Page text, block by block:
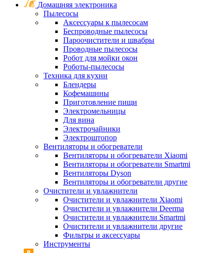
Домашняя электроника
Пылесосы
Аксессуары к пылесосам
Беспроводные пылесосы
Пароочистители и швабры
Проводные пылесосы
Робот для мойки окон
Роботы-пылесосы
Техника для кухни
Блендеры
Кофемашины
Приготовление пищи
Электромельницы
Для вина
Электрочайники
Электроштопор
Вентиляторы и обогреватели
Вентиляторы и обогреватели Xiaomi
Вентиляторы и обогреватели Smartmi
Вентиляторы Dyson
Вентиляторы и обогреватели другие
Очистители и увлажнители
Очистители и увлажнители Xiaomi
Очистители и увлажнители Deerma
Очистители и увлажнители Smartmi
Очистители и увлажнители другие
Фильтры и аксессуары
Инструменты